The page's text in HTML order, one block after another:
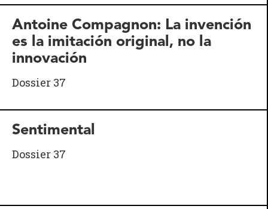
Antoine Compagnon: La invención
es la imitación original, no la
innovación
Dossier 37
Sentimental
Dossier 37